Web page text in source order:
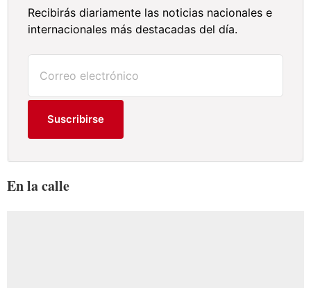
Recibirás diariamente las noticias nacionales e
internacionales más destacadas del día.
Suscribirse
En la calle